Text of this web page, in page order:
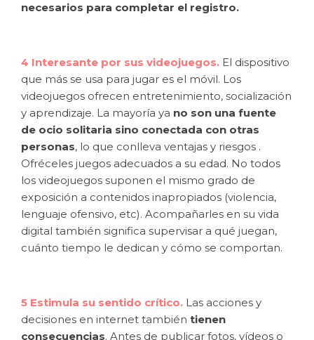
necesarios para completar el registro.
4 Interesante por sus videojuegos. El dispositivo
que más se usa para jugar es el móvil. Los
videojuegos ofrecen entretenimiento, socialización
y aprendizaje. La mayoría ya no son una fuente
de ocio solitaria sino conectada con otras
personas, lo que conlleva ventajas y riesgos .
Ofréceles juegos adecuados a su edad. No todos
los videojuegos suponen el mismo grado de
exposición a contenidos inapropiados (violencia,
lenguaje ofensivo, etc). Acompañarles en su vida
digital también significa supervisar a qué juegan,
cuánto tiempo le dedican y cómo se comportan.
5 Estimula su sentido crítico. Las acciones y
decisiones en internet también tienen
consecuencias. Antes de publicar fotos, vídeos o